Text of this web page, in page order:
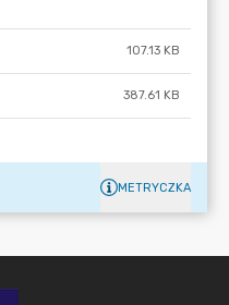
107.13 KB
387.61 KB
METRYCZKA